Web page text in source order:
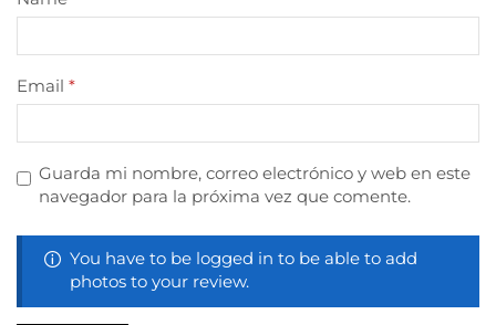
Email *
Guarda mi nombre, correo electrónico y web en este
navegador para la próxima vez que comente.
You have to be logged in to be able to add
photos to your review.